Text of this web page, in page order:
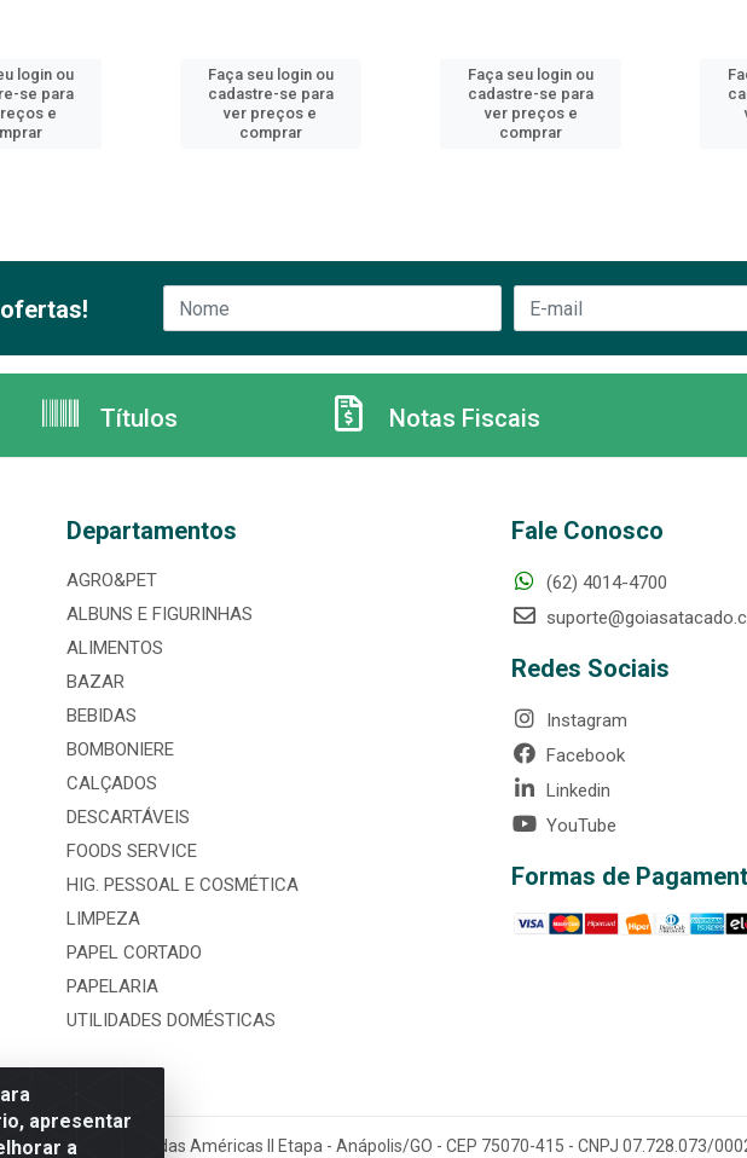
login ou
se para
e
Faça seu login ou
cadastre-se para
ver preços e
comprar
Faça seu login ou
cadastre-se para
ver preços e
comprar
apresentar
a
Títulos Notas Fiscais
Departamentos
AGRO&PET
ALBUNS E FIGURINHAS
ALIMENTOS
BAZAR
BEBIDAS
BOMBONIERE
CALÇADOS
DESCARTÁVEIS
FOODS SERVICE
HIG. PESSOAL E COSMÉTICA
LIMPEZA
PAPEL CORTADO
PAPELARIA
UTILIDADES DOMÉSTICAS
Fale Conosco
(62) 4014-4700
Redes Sociais
Instagram
Facebook
Linkedin
YouTube
Formas de
nº 3860, Jardim das Américas II Etapa - Anápolis/GO - CEP 75070-415 - CNPJ 07.728.073/